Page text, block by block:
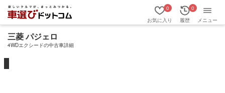
お気に入り
0
履歴
0
メニュー
三菱 パジェロ
4WDエクシードの中古車詳細